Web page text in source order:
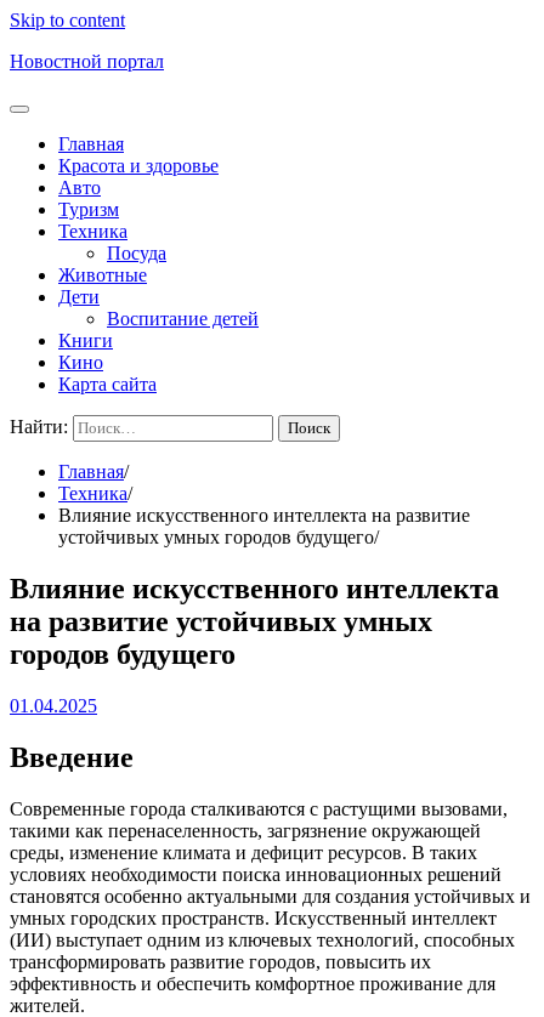
Skip to content
Новостной портал
Главная
Красота и здоровье
Авто
Туризм
Техника
Посуда
Животные
Дети
Воспитание детей
Книги
Кино
Карта сайта
Найти:
Главная
Техника
Влияние искусственного интеллекта на развитие
устойчивых умных городов будущего
Влияние искусственного интеллекта
на развитие устойчивых умных
городов будущего
01.04.2025
Введение
Современные города сталкиваются с растущими вызовами,
такими как перенаселенность, загрязнение окружающей
среды, изменение климата и дефицит ресурсов. В таких
условиях необходимости поиска инновационных решений
становятся особенно актуальными для создания устойчивых и
умных городских пространств. Искусственный интеллект
(ИИ) выступает одним из ключевых технологий, способных
трансформировать развитие городов, повысить их
эффективность и обеспечить комфортное проживание для
жителей.